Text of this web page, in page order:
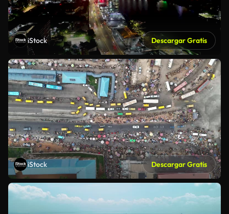
iStock Descargar Gratis
iStock Descargar Gratis